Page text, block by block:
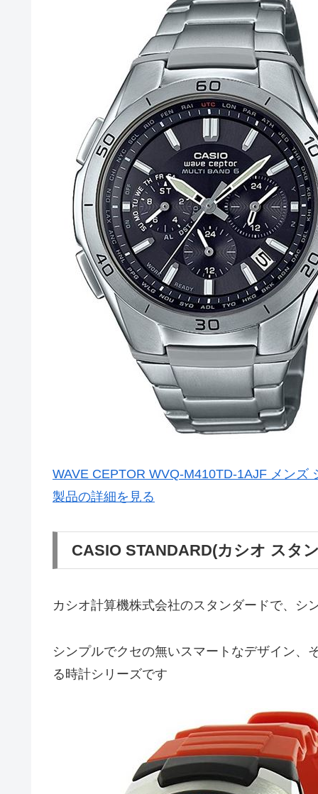
WAVE CEPTOR WVQ-M410TD-1AJF メンズ
製品の詳細を見る
CASIO STANDARD(カシオ スタ
カシオ計算機株式会社のスタンダードで、シ
シンプルでクセの無いスマートなデザイン、
る時計シリーズです